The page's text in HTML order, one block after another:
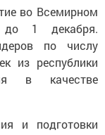
во Всемирном
до 1 декабря.
по числу
из республики
в качестве
и подготовки